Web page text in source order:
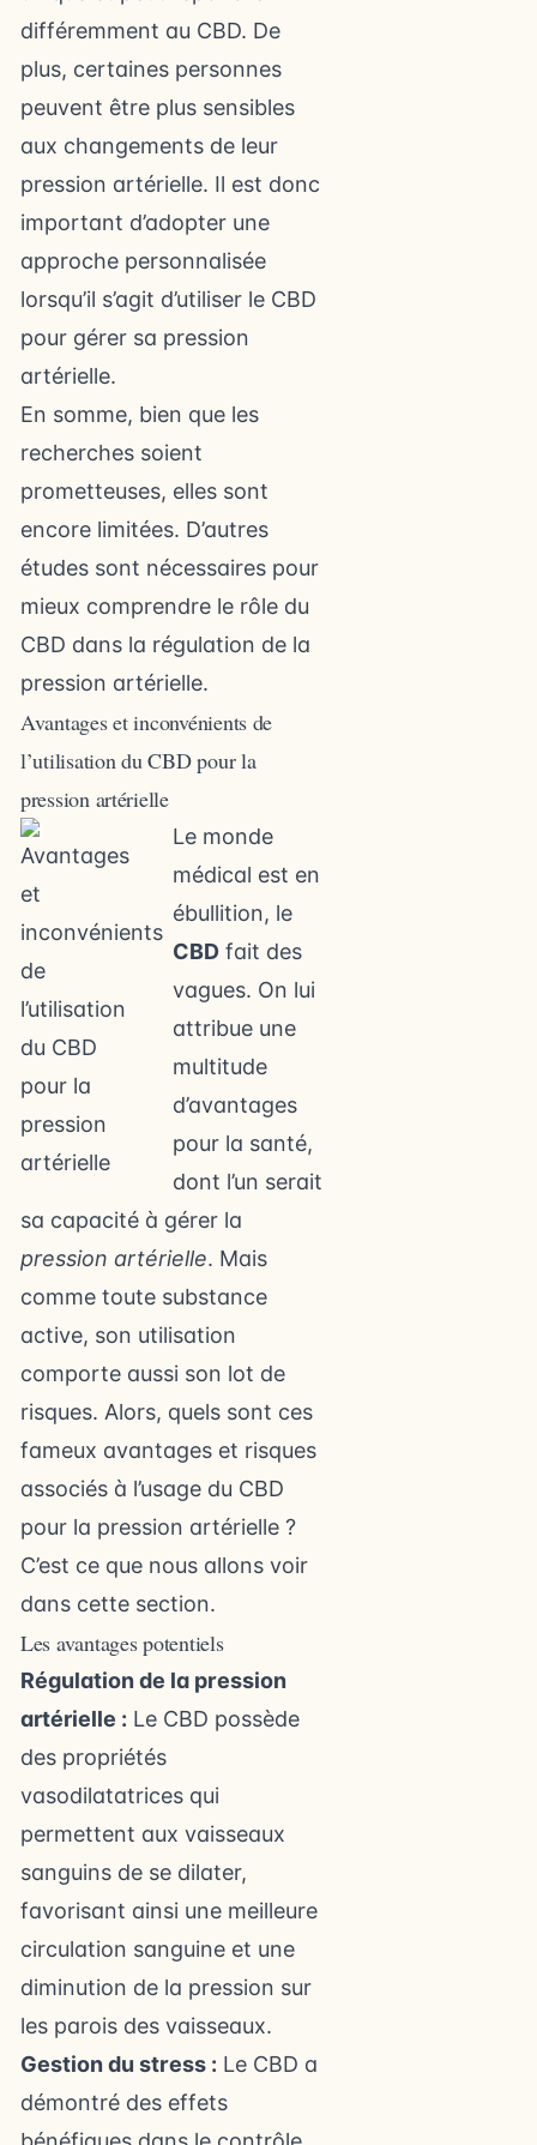
différemment au CBD. De
plus, certaines personnes
peuvent être plus sensibles
aux changements de leur
pression artérielle. Il est donc
important d’adopter une
approche personnalisée
lorsqu’il s’agit d’utiliser le CBD
pour gérer sa pression
artérielle.
En somme, bien que les
recherches soient
prometteuses, elles sont
encore limitées. D’autres
études sont nécessaires pour
mieux comprendre le rôle du
CBD dans la régulation de la
pression artérielle.
Avantages et inconvénients de
l’utilisation du CBD pour la
pression artérielle
Le monde
médical est en
ébullition, le
CBDfait des
vagues. On lui
attribue une
multitude
d’avantages
pour la santé,
dont l’un serait
sa capacité à gérer la
pression artérielle. Mais
comme toute substance
active, son utilisation
comporte aussi son lot de
risques. Alors, quels sont ces
fameux avantages et risques
associés à l’usage du CBD
pour la pression artérielle ?
C’est ce que nous allons voir
dans cette section.
Les avantages potentiels
Régulation de la pression
artérielle : Le CBD possède
des propriétés
vasodilatatrices qui
permettent aux vaisseaux
sanguins de se dilater,
favorisant ainsi une meilleure
circulation sanguine et une
diminution de la pression sur
les parois des vaisseaux.
Gestion du stress : Le CBD a
démontré des effets